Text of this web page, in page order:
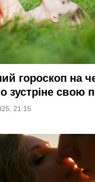
гороскоп на
зустріне свою
21:15